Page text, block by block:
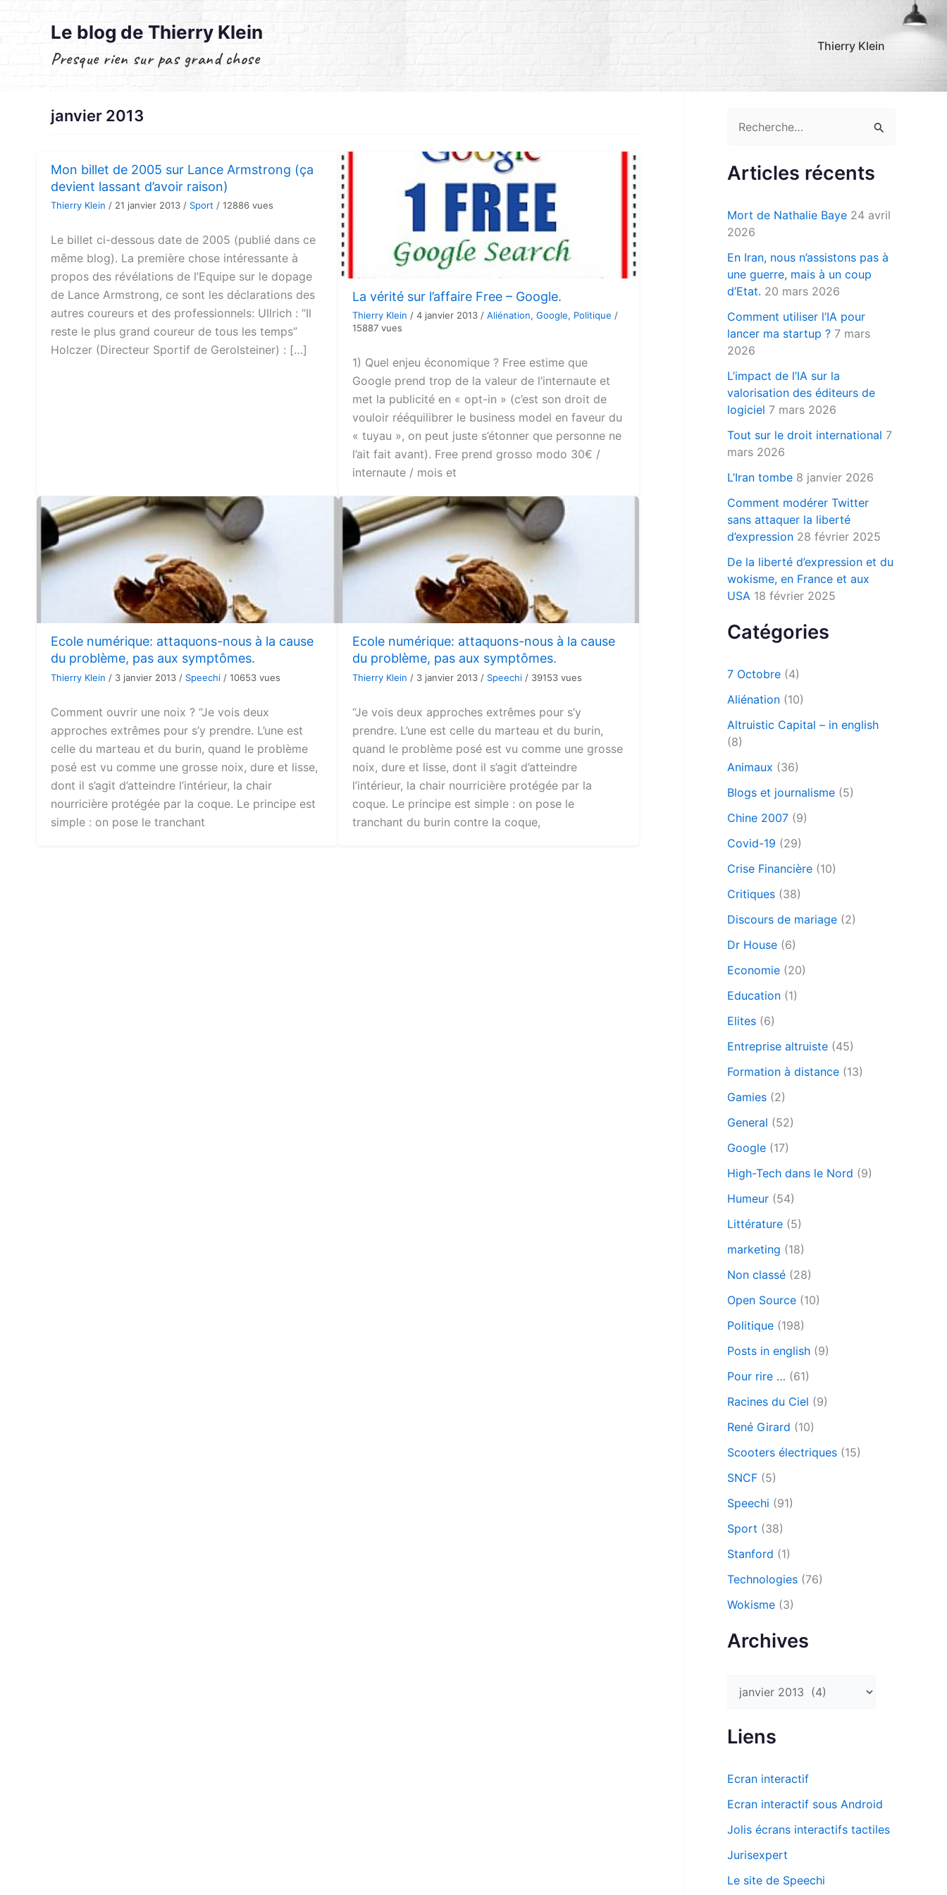
Le blog de Thierry Klein
Presque rien sur pas grand chose
Thierry Klein
janvier 2013
Mon billet de 2005 sur Lance Armstrong (ça
devient lassant d’avoir raison)
Thierry Klein / 21 janvier 2013 / Sport / 12886 vues
Le billet ci-dessous date de 2005 (publié dans ce
même blog). La première chose intéressante à
propos des révélations de l’Equipe sur le dopage
de Lance Armstrong, ce sont les déclarations des
autres coureurs et des professionnels: Ullrich : “Il
reste le plus grand coureur de tous les temps”
Holczer (Directeur Sportif de Gerolsteiner) : […]
La vérité sur l’affaire Free – Google.
Thierry Klein / 4 janvier 2013 / Aliénation, Google, Politique /
15887 vues
1) Quel enjeu économique ? Free estime que
Google prend trop de la valeur de l’internaute et
met la publicité en « opt-in » (c’est son droit de
vouloir rééquilibrer le business model en faveur du
« tuyau », on peut juste s’étonner que personne ne
l’ait fait avant). Free prend grosso modo 30€ /
internaute / mois et
Ecole numérique: attaquons-nous à la cause
du problème, pas aux symptômes.
Thierry Klein / 3 janvier 2013 / Speechi / 10653 vues
Comment ouvrir une noix ? “Je vois deux
approches extrêmes pour s’y prendre. L’une est
celle du marteau et du burin, quand le problème
posé est vu comme une grosse noix, dure et lisse,
dont il s’agit d’atteindre l’intérieur, la chair
nourricière protégée par la coque. Le principe est
simple : on pose le tranchant
Ecole numérique: attaquons-nous à la cause
du problème, pas aux symptômes.
Thierry Klein / 3 janvier 2013 / Speechi/ 39153 vues
“Je vois deux approches extrêmes pour s’y
prendre. L’une est celle du marteau et du burin,
quand le problème posé est vu comme une grosse
noix, dure et lisse, dont il s’agit d’atteindre
l’intérieur, la chair nourricière protégée par la
coque. Le principe est simple : on pose le
tranchant du burin contre la coque,
c
e
r
c
h
e
r
Articles récents
Mort de Nathalie Baye 24 avril
2026
En Iran, nous n’assistons pas à
une guerre, mais à un coup
d’Etat. 20 mars 2026
Comment utiliser l’IA pour
lancer ma startup ? 7 mars
2026
L’impact de l’IA sur la
valorisation des éditeurs de
logiciel 7 mars 2026
Tout sur le droit international 7
mars 2026
L’Iran tombe 8 janvier 2026
Comment modérer Twitter
sans attaquer la liberté
d’expression 28 février 2025
De la liberté d’expression et du
wokisme, en France et aux
USA 18 février 2025
Catégories
7 Octobre (4)
Aliénation (10)
Altruistic Capital – in english
(8)
Animaux (36)
Blogs et journalisme (5)
Chine 2007 (9)
Covid-19 (29)
Crise Financière (10)
Critiques (38)
Discours de mariage (2)
Dr House (6)
Economie (20)
Education (1)
Elites (6)
Entreprise altruiste (45)
Formation à distance (13)
Gamies (2)
General (52)
Google (17)
High-Tech dans le Nord (9)
Humeur (54)
Littérature (5)
marketing (18)
Non classé (28)
Open Source (10)
Politique (198)
Posts in english (9)
Pour rire … (61)
Racines du Ciel (9)
René Girard (10)
Scooters électriques (15)
SNCF (5)
Speechi (91)
Sport (38)
Stanford (1)
Technologies (76)
Wokisme (3)
Archives
c
i
v
Liens
Ecran interactif
Ecran interactif sous Android
Jolis écrans interactifs tactiles
Jurisexpert
Le site de Speechi